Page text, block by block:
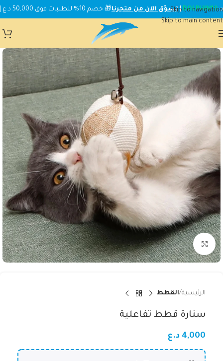
Skip to navigation
Skip to main content
DOLPHIN10
|تسوّق الآن من متجرنا🎁 خصم 10% للطلبات فوق 50,000 د.ع | استخدم الكود:
Click to enlarge
الرئيسية القطط
سنارة قطط تفاعلية
4,000 د.ع